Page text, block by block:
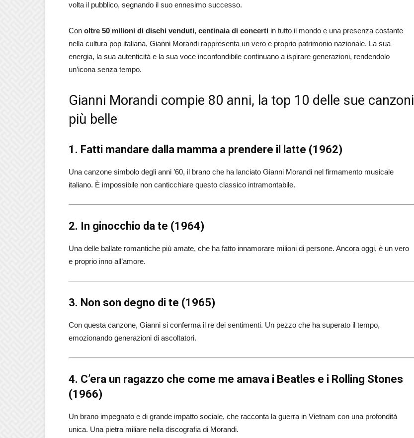
volta il pubblico, segnando il suo ennesimo successo.
Con oltre 50 milioni di dischi venduti, centinaia di concerti in tutto il mondo e una presenza costante
nella cultura pop italiana, Gianni Morandi rappresenta un vero e proprio patrimonio nazionale. La sua
energia, la sua autenticità e la sua voce inconfondibile continuano a ispirare generazioni, rendendolo
un’icona senza tempo.
Gianni Morandi compie 80 anni, la top 10 delle sue canzoni
più belle
1. Fatti mandare dalla mamma a prendere il latte (1962)
Una canzone simbolo degli anni ’60, il brano che ha lanciato Gianni Morandi nel firmamento musicale
italiano. È impossibile non canticchiare questo classico intramontabile.
2. In ginocchio da te (1964)
Una delle ballate romantiche più amate, che ha fatto innamorare milioni di persone. Ancora oggi, è un vero
e proprio inno all’amore.
3. Non son degno di te (1965)
Con questa canzone, Gianni si conferma il re dei sentimenti. Un pezzo che ha superato il tempo,
emozionando generazioni di ascoltatori.
4. C’era un ragazzo che come me amava i Beatles e i Rolling Stones
(1966)
Un brano impegnato e di grande impatto sociale, che racconta la guerra in Vietnam con una profondità
unica. Una pietra miliare nella discografia di Morandi.